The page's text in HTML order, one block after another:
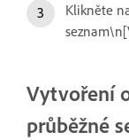
Klikněte
Vytvoření
průběžné